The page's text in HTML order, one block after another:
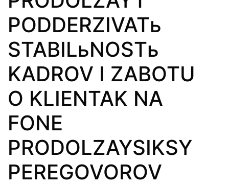
PODDERZIVATь
STABILьNOSTь
KADROV I ZABOTU
O KLIENTAK NA
FONE
PRODOLZAYSIKSY
PEREGOVOROV